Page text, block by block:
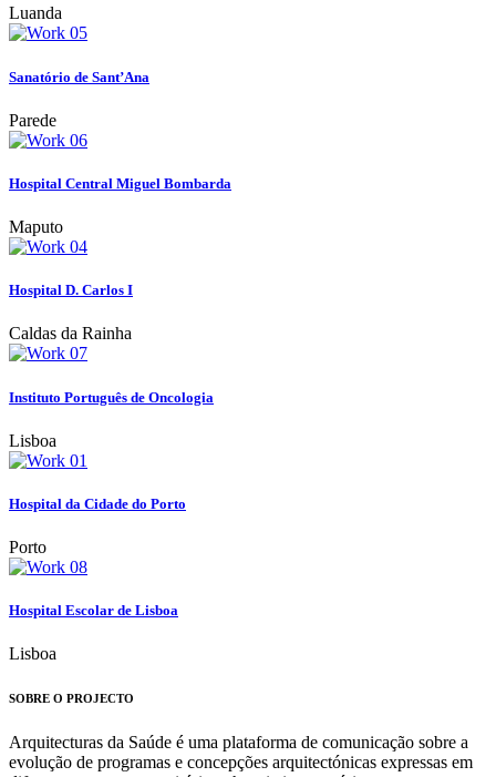
Luanda
Sanatório de Sant’Ana
Parede
Hospital Central Miguel Bombarda
Maputo
Hospital D. Carlos I
Caldas da Rainha
Instituto Português de Oncologia
Lisboa
Hospital da Cidade do Porto
Porto
Hospital Escolar de Lisboa
Lisboa
SOBRE O PROJECTO
Arquitecturas da Saúde é uma plataforma de comunicação sobre a
evolução de programas e concepções arquitectónicas expressas em